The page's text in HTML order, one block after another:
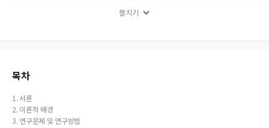
ng market and promoting e-book adoption.
펼치기
목차
1. 서론
2. 이론적 배경
3. 연구문제 및 연구방법